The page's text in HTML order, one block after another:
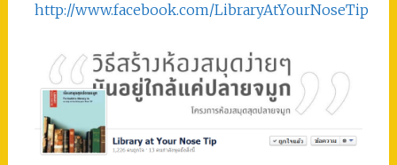
http://www.facebook.com/LibraryAtYourNoseTip